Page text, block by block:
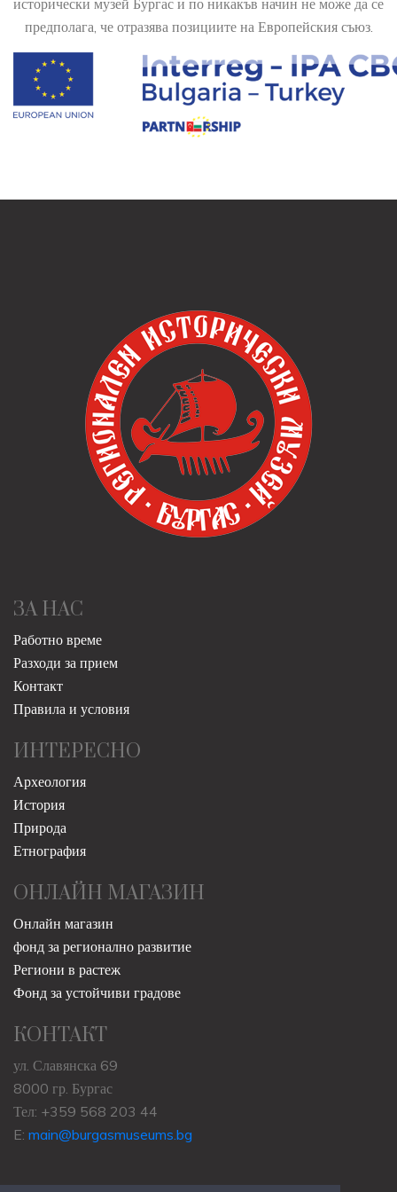
предполага, че отразява позициите на Европейския съюз.
ЗА НАС
Работно време
Разходи за прием
Контакт
Правила и условия
ИНТЕРЕСНО
Археология
История
Природа
Етнография
ОНЛАЙН МАГАЗИН
Онлайн магазин
фонд за регионално развитие
Региони в растеж
Фонд за устойчиви градове
КОНТАКТ
ул. Славянска 69
8000 гр. Бургас
Тел: +359 568 203 44
E: main@burgasmuseums.bg